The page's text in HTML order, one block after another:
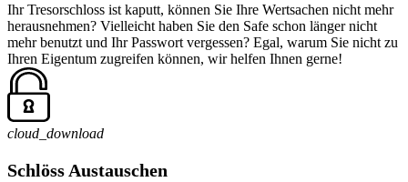
Ihr Tresorschloss ist kaputt, können Sie Ihre Wertsachen nicht mehr
herausnehmen? Vielleicht haben Sie den Safe schon länger nicht
mehr benutzt und Ihr Passwort vergessen? Egal, warum Sie nicht zu
Ihren Eigentum zugreifen können, wir helfen Ihnen gerne!
cloud_download
Schlöss Austauschen